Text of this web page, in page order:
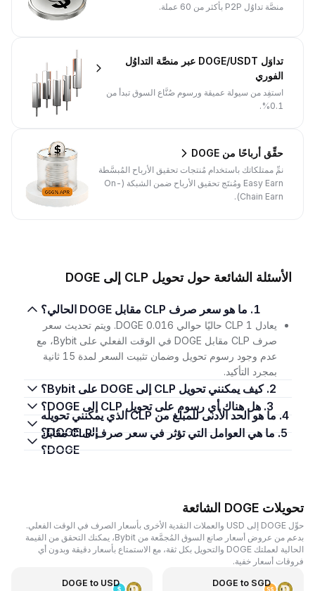
منصَّة تداوُل P2P بأكثر من 60 عملة.
تداوَل DOGE/USDT عبر منصَّة التداوُل
الفوري
استفِد من سيولة عميقة ورسوم صُنَّاع السوق تبدأ من
0.1%.
حقِّق أرباحًا من DOGE
نمِّ ممتلكاتك باستخدام مُنتجات تحقيق الأرباح المُبسَّطة
Easy Earn ومُنتَج تحقيق الأرباح ضمن الشبكة (On-
Chain Earn).
الأسئلة الشائعة حول تحويل CLP إلى DOGE
1. ما هو سعر صرف CLP مقابل DOGE الحالي؟
يعادل 1 CLP حاليًا حوالي 0.016 DOGE. ويتم تحديث سعر
صرف CLP مقابل DOGE في الوقت الفعلي على Bybit، مع
عدم وجود رسوم تحويل وضمان تثبيت السعر لمدة 15 ثانية
بمجرد التأكيد.
2. كيف يمكنني تحويل CLP إلى DOGE على Bybit؟
3. هل هناك أي رسوم على تحويل CLP إلى DOGE؟
4. ما هو الحد الأدنى للمبلغ من CLP الذي يمكنني تحويله
إلى DOGE؟
5. ما هي العوامل التي تؤثر في سعر صرف CLP مقابل
DOGE؟
تحويلات DOGE الشائعة
حوِّل DOGE إلى USD والعملات النقدية الأخرى بأسعار الصرف في الوقت الفعلي.
بدعم من عروض أسعار صانع السوق المُجمَّعة من Bybit، يمكنك التحقق من القيمة
الحالية لعملتك DOGE والتحويل بكل ثقة، مع الاستمتاع بأسعار دقيقة وبدون أي
فروقات أسعار خفية.
DOGE to SGD
DOGE to USD